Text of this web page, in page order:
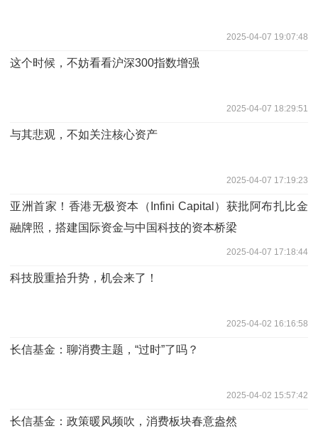
2025-04-07 19:07:48
这个时候，不妨看看沪深300指数增强
2025-04-07 18:29:51
与其悲观，不如关注核心资产
2025-04-07 17:19:23
亚洲首家！香港无极资本（Infini Capital）获批阿布扎比金
融牌照，搭建国际资金与中国科技的资本桥梁
2025-04-07 17:18:44
科技股重拾升势，机会来了！
2025-04-02 16:16:58
长信基金：聊消费主题，“过时”了吗？
2025-04-02 15:57:42
长信基金：政策暖风频吹，消费板块春意盎然